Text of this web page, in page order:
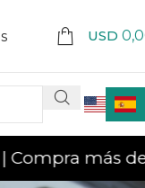
USD
más